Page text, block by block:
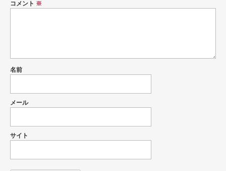
コメント ※
名前
メール
サイト